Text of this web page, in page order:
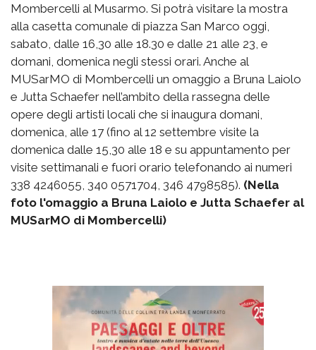
Mombercelli al Musarmo. Si potrà visitare la mostra
alla casetta comunale di piazza San Marco oggi,
sabato, dalle 16,30 alle 18.30 e dalle 21 alle 23, e
domani, domenica negli stessi orari. Anche al
MUSarMO di Mombercelli un omaggio a Bruna Laiolo
e Jutta Schaefer nell’ambito della rassegna delle
opere degli artisti locali che si inaugura domani,
domenica, alle 17 (fino al 12 settembre visite la
domenica dalle 15,30 alle 18 e su appuntamento per
visite settimanali e fuori orario telefonando ai numeri
338 4246055, 340 0571704, 346 4798585). (Nella
foto l'omaggio a Bruna Laiolo e Jutta Schaefer al
MUSarMO di Mombercelli)